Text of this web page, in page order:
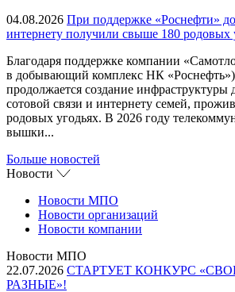
04.08.2026 При поддержке «Роснефти»
интернету получили свыше 180
Благодаря поддержке компании
в добывающий комплекс НК
продолжается создание инфраструктуры
сотовой связи и интернету семей,
родовых угодьях. В 2026 году
вышки...
Больше новостей
Новости
Новости МПО
Новости организаций
Новости компании
Новости МПО
22.07.2026 СТАРТУЕТ КОНКУРС
РАЗНЫЕ»!